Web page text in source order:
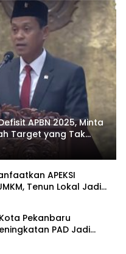
APBN 2025, Minta
Target yang Tak
APEKSI
Tenun Lokal Jadi
Pekanbaru
PAD Jadi